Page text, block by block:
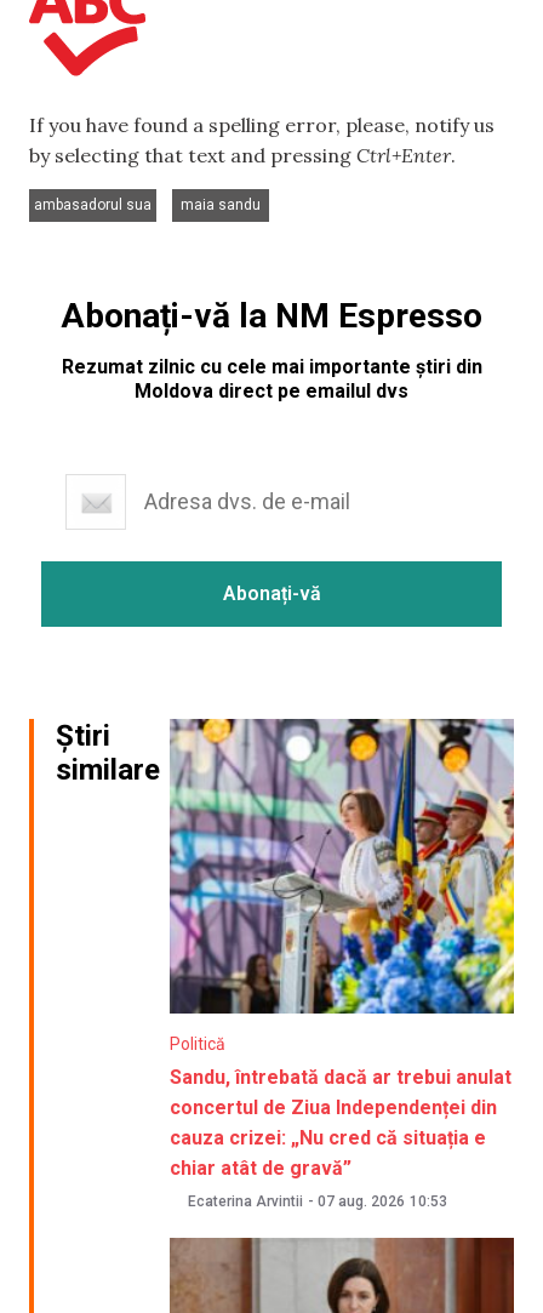
If you have found a spelling error, please, notify us
by selecting that text and pressing Ctrl+Enter.
ambasadorul sua
maia sandu
Abonați-vă la NM Espresso
Rezumat zilnic cu cele mai importante știri din
Moldova direct pe emailul dvs
Știri
similare
Politică
Sandu, întrebată dacă ar trebui anulat
concertul de Ziua Independenței din
cauza crizei: „Nu cred că situația e
chiar atât de gravă”
Ecaterina Arvintii - 07 aug. 2026 10:53